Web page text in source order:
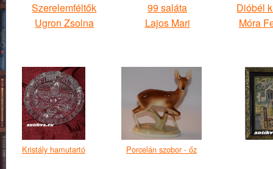
Szerelemféltők
Ugron Zsolna
99 saláta
Lajos Mari
Dióbél
Móra
Kristály hamutartó Porcelán szobor - őz